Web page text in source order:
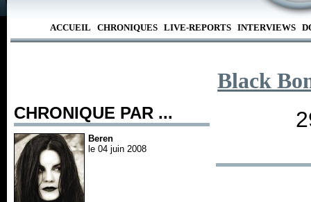
ACCUEIL CHRONIQUES LIVE-REPORTS INTERVIEWS
CHRONIQUE PAR ...
Beren
le 04 juin 2008
Black